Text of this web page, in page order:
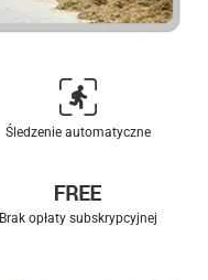
Śledzenie automatyczne
Brak opłaty subskrypcyjnej